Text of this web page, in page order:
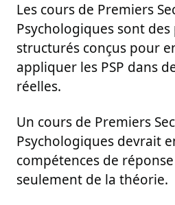
Les cours de Premiers
Psychologiques sont
structurés conçus pour
appliquer les PSP dans
réelles.
Un cours de Premiers
Psychologiques devrait
compétences de
seulement de la théorie.